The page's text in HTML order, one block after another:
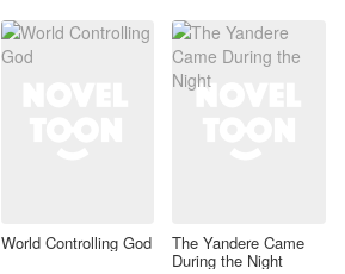
World Controlling God The Yandere Came
During the Night